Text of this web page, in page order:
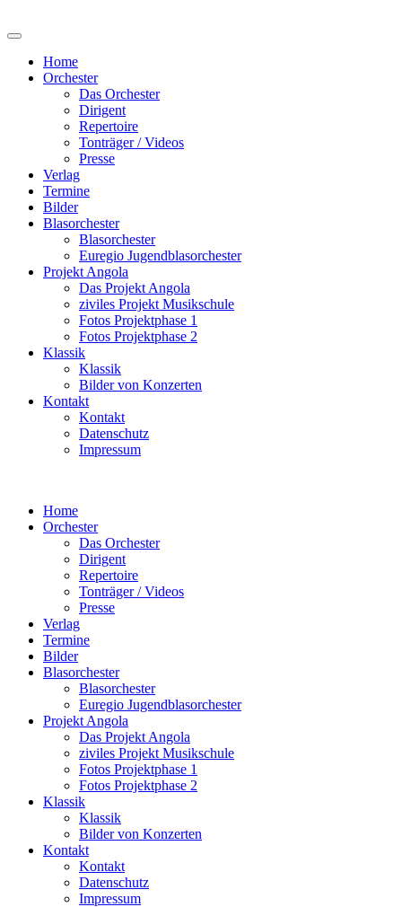
Home
Orchester
Das Orchester
Dirigent
Repertoire
Tonträger / Videos
Presse
Verlag
Termine
Bilder
Blasorchester
Blasorchester
Euregio Jugendblasorchester
Projekt Angola
Das Projekt Angola
ziviles Projekt Musikschule
Fotos Projektphase 1
Fotos Projektphase 2
Klassik
Klassik
Bilder von Konzerten
Kontakt
Kontakt
Datenschutz
Impressum
Home
Orchester
Das Orchester
Dirigent
Repertoire
Tonträger / Videos
Presse
Verlag
Termine
Bilder
Blasorchester
Blasorchester
Euregio Jugendblasorchester
Projekt Angola
Das Projekt Angola
ziviles Projekt Musikschule
Fotos Projektphase 1
Fotos Projektphase 2
Klassik
Klassik
Bilder von Konzerten
Kontakt
Kontakt
Datenschutz
Impressum